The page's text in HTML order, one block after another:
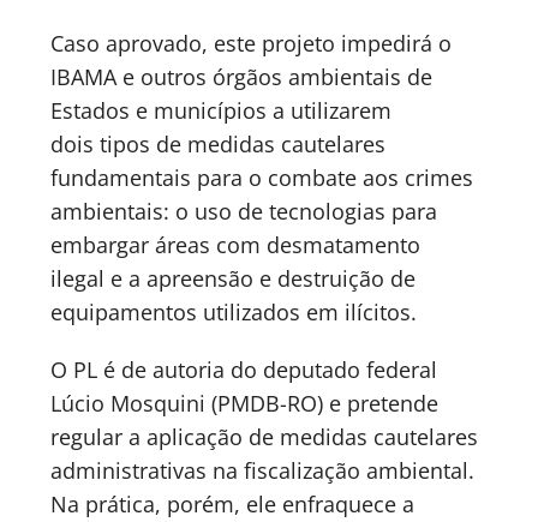
Caso aprovado, este projeto impedirá o
IBAMA e outros órgãos ambientais de
Estados e municípios a utilizarem
dois tipos de medidas cautelares
fundamentais para o combate aos crimes
ambientais: o uso de tecnologias para
embargar áreas com desmatamento
ilegal e a apreensão e destruição de
equipamentos utilizados em ilícitos.
O PL é de autoria do deputado federal
Lúcio Mosquini (PMDB-RO) e pretende
regular a aplicação de medidas cautelares
administrativas na fiscalização ambiental.
Na prática, porém, ele enfraquece a